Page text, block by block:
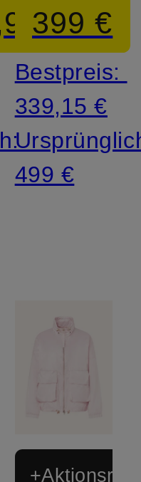
€
399 €
Bestpreis:
339,15 €
499 €